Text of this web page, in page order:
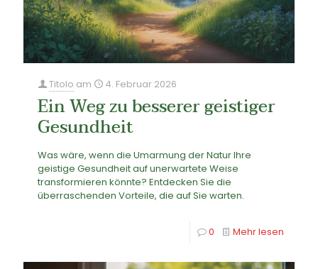
Titolo am 4. Februar 2026
Ein Weg zu besserer geistiger
Gesundheit
Was wäre, wenn die Umarmung der Natur Ihre
geistige Gesundheit auf unerwartete Weise
transformieren könnte? Entdecken Sie die
überraschenden Vorteile, die auf Sie warten.
0 Mehr lesen